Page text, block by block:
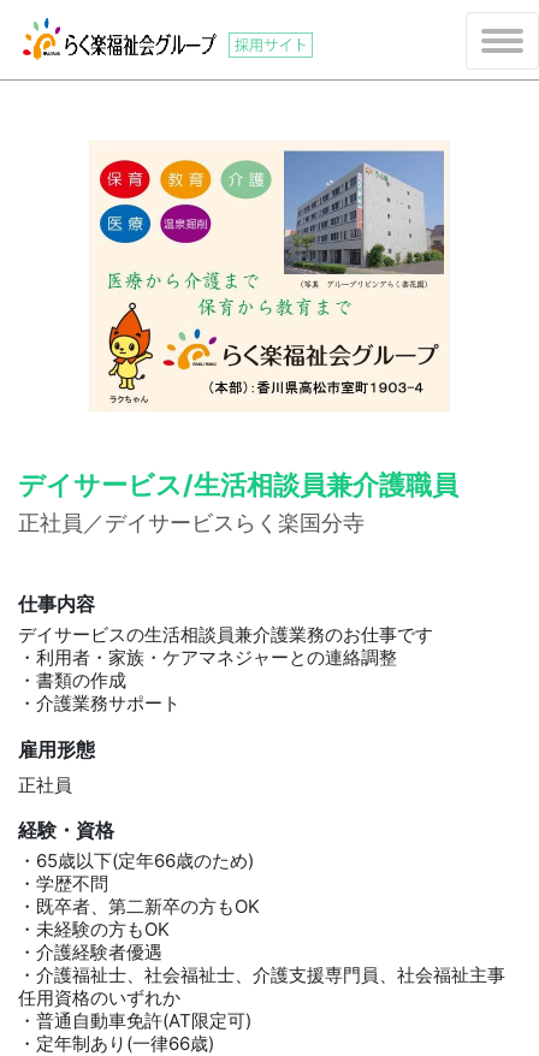
デイサービス/生活相談員兼介護職員
正社員 ／デイサービスらく楽国分寺
仕事内容
デイサービスの生活相談員兼介護業務のお仕事です
・利用者・家族・ケアマネジャーとの連絡調整
・書類の作成
・介護業務サポート
雇用形態
正社員
経験・資格
・65歳以下(定年66歳のため)
・学歴不問
・既卒者、第二新卒の方もOK
・未経験の方もOK
・介護経験者優遇
・介護福祉士、社会福祉士、介護支援専門員、社会福祉主事
任用資格のいずれか
・普通自動車免許(AT限定可)
・定年制あり(一律66歳)